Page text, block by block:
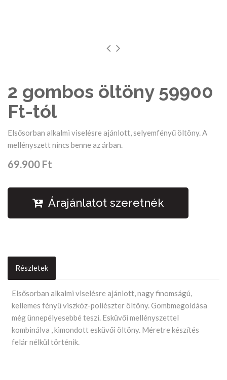
2 gombos öltöny 59900
Ft-tól
Elsősorban alkalmi viselésre ajánlott, selyemfényű öltöny. A
mellényszett nincs benne az árban.
69.900 Ft
Árajánlatot szeretnék
Részletek
Product
Description
Elsősorban alkalmi viselésre ajánlott, nagy finomságú,
kellemes fényű viszkóz-poliészter öltöny. Gombmegoldása
még ünnepélyesebbé teszi. Esküvői mellényszettel
kombinálva , kimondott esküvői öltöny. Méretre készítés
felár nélkül történik.